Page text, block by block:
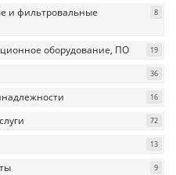
и фильтровальные
8
оборудование, ПО 19
36
16
72
13
9